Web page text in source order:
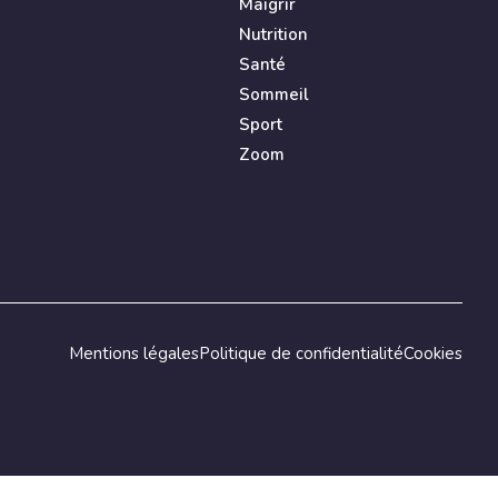
Maigrir
Nutrition
Santé
Sommeil
Sport
Zoom
Mentions légalesPolitique de confidentialitéCookies